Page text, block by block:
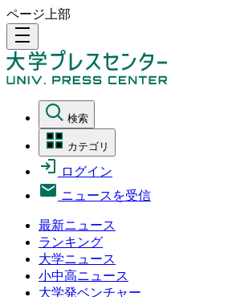
ページ上部
density_medium
検索
カテゴリ
ログイン
ニュースを受信
最新ニュース
ランキング
大学ニュース
小中高ニュース
大学発ベンチャー